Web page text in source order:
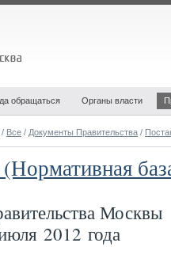
обращаться Органы власти
/ Все / Документы Правительства /
Москвы
2012 года